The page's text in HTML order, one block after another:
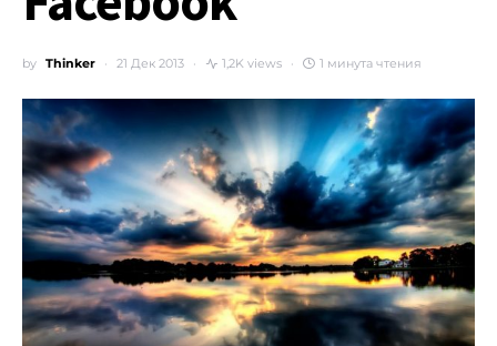
by Thinker 21 Дек 2013 1,2K views 1 минута чтения